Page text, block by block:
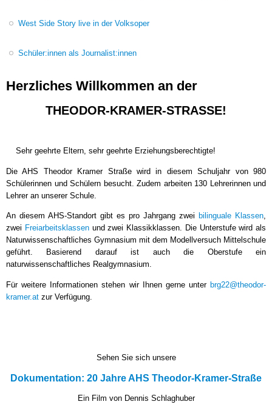
West Side Story live in der Volksoper
Schüler:innen als Journalist:innen
Herzliches Willkommen an der
THEODOR-KRAMER-STRASSE!
Sehr geehrte Eltern, sehr geehrte Erziehungsberechtigte!
Die AHS Theodor Kramer Straße wird in diesem Schuljahr von 980
Schülerinnen und Schülern besucht. Zudem arbeiten 130 Lehrerinnen und
Lehrer an unserer Schule.
An diesem AHS-Standort gibt es pro Jahrgang zwei bilinguale Klassen,
zwei Freiarbeitsklassen und zwei Klassikklassen. Die Unterstufe wird als
Naturwissenschaftliches Gymnasium mit dem Modellversuch Mittelschule
geführt. Basierend darauf ist auch die Oberstufe ein
naturwissenschaftliches Realgymnasium.
Für weitere Informationen stehen wir Ihnen gerne unter brg22@theodor-
kramer.at zur Verfügung.
Sehen Sie sich unsere
Dokumentation: 20 Jahre AHS Theodor-Kramer-Straße
Ein Film von Dennis Schlaghuber